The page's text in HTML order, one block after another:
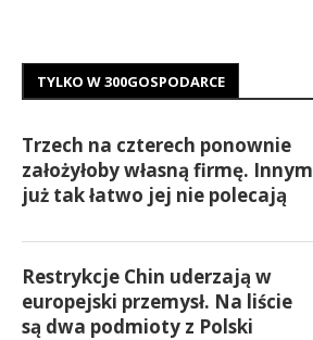
TYLKO W 300GOSPODARCE
Trzech na czterech ponownie
założyłoby własną firmę. Innym
już tak łatwo jej nie polecają
Restrykcje Chin uderzają w
europejski przemysł. Na liście
są dwa podmioty z Polski